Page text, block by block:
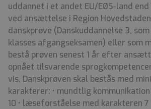
uddannet i et andet EU/EØS-land end
ved ansættelse i Region
danskprøve (Danskuddannelse 3,
klasses afgangseksamen) eller som
bestå prøven senest 1 år efter
opnået tilsvarende
vis. Danskprøven skal bestås med
karakterer: • mundtlig
10 • læseforståelse med karakteren